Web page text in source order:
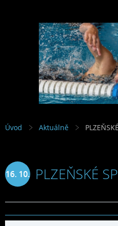
Úvod Aktuálně
16. 10.
2025
PLZEŇSKÉ